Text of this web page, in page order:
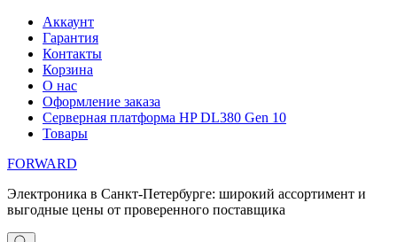
Перейти
содержимому
Аккаунт
Гарантия
Контакты
Корзина
О нас
Оформление заказа
Серверная платформа HP DL380 Gen 10
Товары
FORWARD
Электроника в Санкт-Петербурге: широкий ассортимент и
выгодные цены от проверенного поставщика